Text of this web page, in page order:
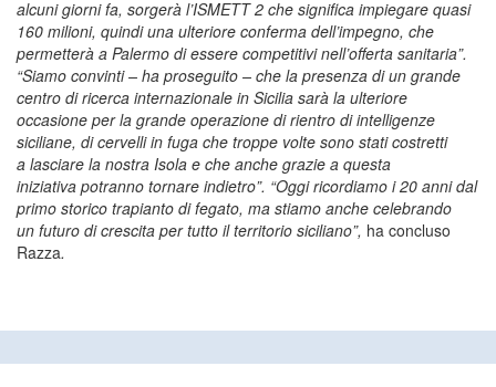
alcuni giorni fa, sorgerà l’ISMETT 2 che significa impiegare quasi
160 milioni, quindi una ulteriore conferma dell’impegno, che
permetterà a Palermo di essere competitivi nell’offerta sanitaria”.
“Siamo convinti – ha proseguito – che la presenza di un grande
centro di ricerca internazionale in Sicilia sarà la ulteriore
occasione per la grande operazione di rientro di intelligenze
siciliane, di cervelli in fuga che troppe volte sono stati costretti
a lasciare la nostra Isola e che anche grazie a questa
iniziativa potranno tornare indietro”. “Oggi ricordiamo i 20 anni dal
primo storico trapianto di fegato, ma stiamo anche celebrando
un futuro di crescita per tutto il territorio siciliano”, ha concluso
Razza.